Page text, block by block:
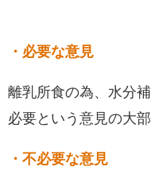
・必要な意見
離乳所食の為、水分
必要という意見の大部
・不必要な意見